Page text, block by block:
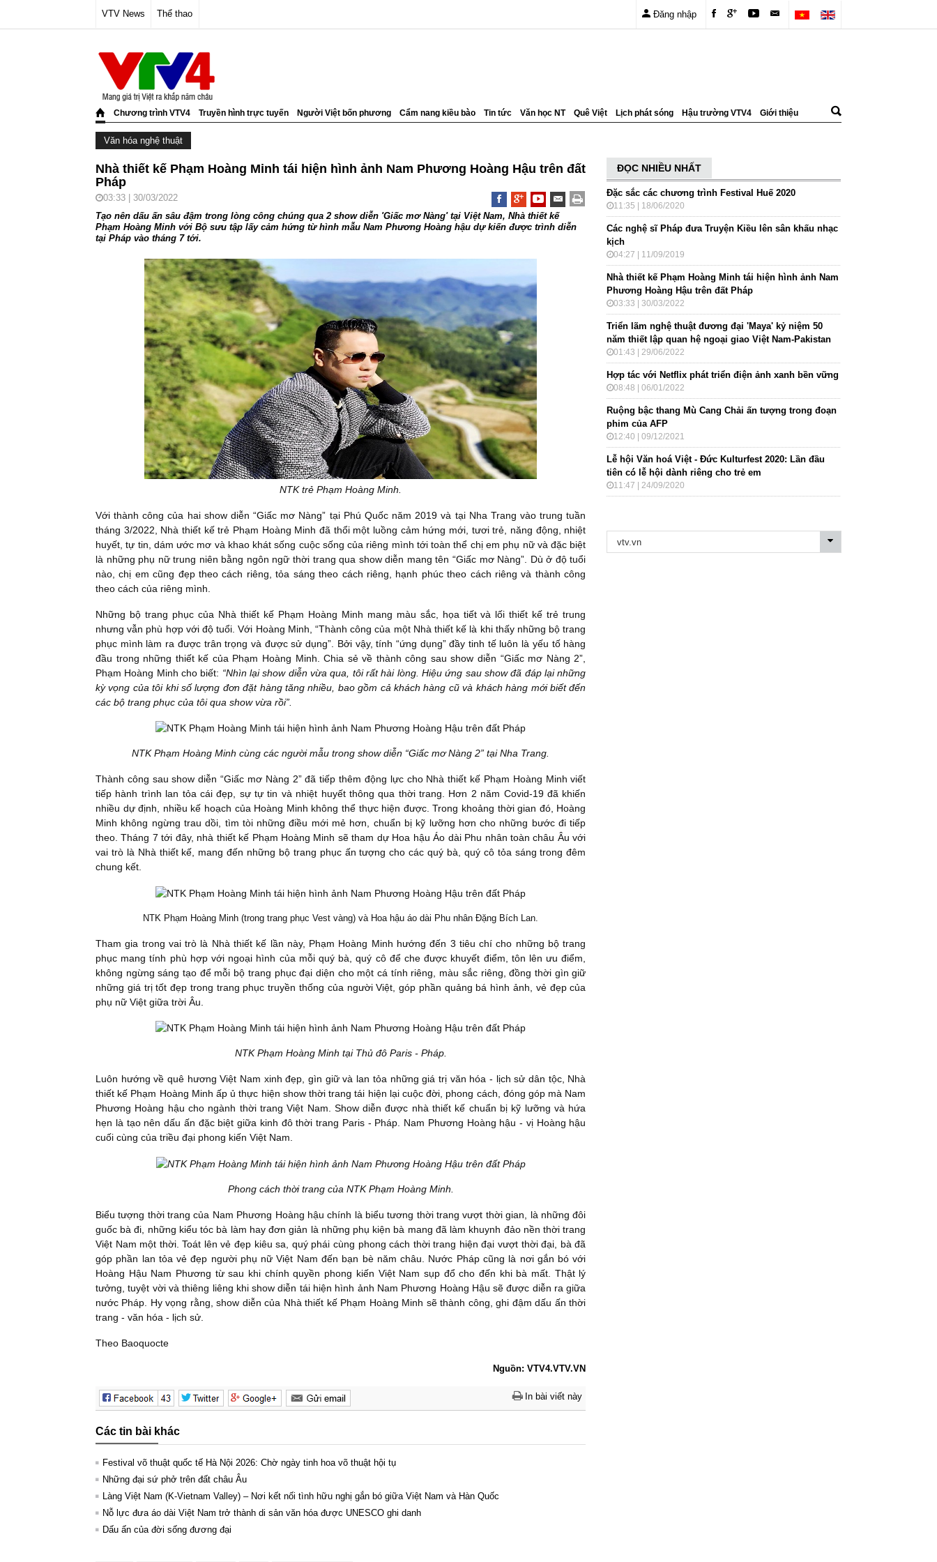
VTV News Thể thao Đăng nhập
Chương trình VTV4 Truyền hình trực tuyến Người Việt bốn phương Cẩm nang kiều bào Tin tức Văn học NT Quê Việt Lịch phát sóng Hậu trường VTV4 Giới thiệu
Văn hóa nghệ thuật
Nhà thiết kế Phạm Hoàng Minh tái hiện hình ảnh Nam Phương Hoàng Hậu trên đất
Pháp
03:33 | 30/03/2022
Tạo nên dấu ấn sâu đậm trong lòng công chúng qua 2 show diễn 'Giấc mơ Nàng' tại Việt Nam, Nhà thiết kế
Phạm Hoàng Minh với Bộ sưu tập lấy cảm hứng từ hình mẫu Nam Phương Hoàng hậu dự kiến được trình diễn
tại Pháp vào tháng 7 tới.
NTK trẻ Phạm Hoàng Minh.
Với thành công của hai show diễn “Giấc mơ Nàng” tại Phú Quốc năm 2019 và tại Nha Trang vào trung tuần
tháng 3/2022, Nhà thiết kế trẻ Phạm Hoàng Minh đã thổi một luồng cảm hứng mới, tươi trẻ, năng động, nhiệt
huyết, tự tin, dám ước mơ và khao khát sống cuộc sống của riêng mình tới toàn thể chị em phụ nữ và đặc biệt
là những phụ nữ trung niên bằng ngôn ngữ thời trang qua show diễn mang tên “Giấc mơ Nàng”. Dù ở độ tuổi
nào, chị em cũng đẹp theo cách riêng, tỏa sáng theo cách riêng, hạnh phúc theo cách riêng và thành công
theo cách của riêng mình.
Những bộ trang phục của Nhà thiết kế Phạm Hoàng Minh mang màu sắc, họa tiết và lối thiết kế trẻ trung
nhưng vẫn phù hợp với độ tuổi. Với Hoàng Minh, “Thành công của một Nhà thiết kế là khi thấy những bộ trang
phục mình làm ra được trân trọng và được sử dụng”. Bởi vậy, tính “ứng dụng” đầy tinh tế luôn là yếu tố hàng
đầu trong những thiết kế của Phạm Hoàng Minh. Chia sẻ về thành công sau show diễn “Giấc mơ Nàng 2”,
Phạm Hoàng Minh cho biết: “Nhìn lại show diễn vừa qua, tôi rất hài lòng. Hiệu ứng sau show đã đáp lại những
kỳ vọng của tôi khi số lượng đơn đặt hàng tăng nhiều, bao gồm cả khách hàng cũ và khách hàng mới biết đến
các bộ trang phục của tôi qua show vừa rồi”.
NTK Phạm Hoàng Minh cùng các người mẫu trong show diễn “Giấc mơ Nàng 2” tại Nha Trang.
Thành công sau show diễn “Giấc mơ Nàng 2” đã tiếp thêm động lực cho Nhà thiết kế Phạm Hoàng Minh viết
tiếp hành trình lan tỏa cái đẹp, sự tự tin và nhiệt huyết thông qua thời trang. Hơn 2 năm Covid-19 đã khiến
nhiều dự định, nhiều kế hoạch của Hoàng Minh không thể thực hiện được. Trong khoảng thời gian đó, Hoàng
Minh không ngừng trau dồi, tìm tòi những điều mới mẻ hơn, chuẩn bị kỹ lưỡng hơn cho những bước đi tiếp
theo. Tháng 7 tới đây, nhà thiết kế Phạm Hoàng Minh sẽ tham dự Hoa hậu Áo dài Phu nhân toàn châu Âu với
vai trò là Nhà thiết kế, mang đến những bộ trang phục ấn tượng cho các quý bà, quý cô tỏa sáng trong đêm
chung kết.
NTK Phạm Hoàng Minh (trong trang phục Vest vàng) và Hoa hậu áo dài Phu nhân Đặng Bích Lan.
Tham gia trong vai trò là Nhà thiết kế lần này, Phạm Hoàng Minh hướng đến 3 tiêu chí cho những bộ trang
phục mang tính phù hợp với ngoại hình của mỗi quý bà, quý cô để che được khuyết điểm, tôn lên ưu điểm,
không ngừng sáng tạo để mỗi bộ trang phục đại diện cho một cá tính riêng, màu sắc riêng, đồng thời gìn giữ
những giá trị tốt đẹp trong trang phục truyền thống của người Việt, góp phần quảng bá hình ảnh, vẻ đẹp của
phụ nữ Việt giữa trời Âu.
NTK Phạm Hoàng Minh tại Thủ đô Paris - Pháp.
Luôn hướng về quê hương Việt Nam xinh đẹp, gìn giữ và lan tỏa những giá trị văn hóa - lịch sử dân tộc, Nhà
thiết kế Phạm Hoàng Minh ấp ủ thực hiện show thời trang tái hiện lại cuộc đời, phong cách, đóng góp mà Nam
Phương Hoàng hậu cho ngành thời trang Việt Nam. Show diễn được nhà thiết kế chuẩn bị kỹ lưỡng và hứa
hẹn là tạo nên dấu ấn đặc biệt giữa kinh đô thời trang Paris - Pháp. Nam Phương Hoàng hậu - vị Hoàng hậu
cuối cùng của triều đại phong kiến Việt Nam.
Phong cách thời trang của NTK Phạm Hoàng Minh.
Biểu tượng thời trang của Nam Phương Hoàng hậu chính là biểu tương thời trang vượt thời gian, là những đôi
guốc bà đi, những kiểu tóc bà làm hay đơn giản là những phụ kiện bà mang đã làm khuynh đảo nền thời trang
Việt Nam một thời. Toát lên vẻ đẹp kiêu sa, quý phái cùng phong cách thời trang hiện đại vượt thời đại, bà đã
góp phần lan tỏa vẻ đẹp người phụ nữ Việt Nam đến bạn bè năm châu. Nước Pháp cũng là nơi gắn bó với
Hoàng Hậu Nam Phương từ sau khi chính quyền phong kiến Việt Nam sụp đổ cho đến khi bà mất. Thật lý
tưởng, tuyệt vời và thiêng liêng khi show diễn tái hiện hình ảnh Nam Phương Hoàng Hậu sẽ được diễn ra giữa
nước Pháp. Hy vọng rằng, show diễn của Nhà thiết kế Phạm Hoàng Minh sẽ thành công, ghi đậm dấu ấn thời
trang - văn hóa - lịch sử.
Theo Baoquocte
Nguồn: VTV4.VTV.VN
In bài viết này
Các tin bài khác
Festival võ thuật quốc tế Hà Nội 2026: Chờ ngày tinh hoa võ thuật hội tụ
Những đại sứ phở trên đất châu Âu
Làng Việt Nam (K-Vietnam Valley) – Nơi kết nối tình hữu nghị gắn bó giữa Việt Nam và Hàn Quốc
Nỗ lực đưa áo dài Việt Nam trở thành di sản văn hóa được UNESCO ghi danh
Dấu ấn của đời sống đương đại
ĐỌC NHIỀU NHẤT
Đặc sắc các chương trình Festival Huế 2020
11:35 | 18/06/2020
Các nghệ sĩ Pháp đưa Truyện Kiều lên sân khấu nhạc
kịch
04:27 | 11/09/2019
Nhà thiết kế Phạm Hoàng Minh tái hiện hình ảnh Nam
Phương Hoàng Hậu trên đất Pháp
03:33 | 30/03/2022
Triển lãm nghệ thuật đương đại 'Maya' kỷ niệm 50
năm thiết lập quan hệ ngoại giao Việt Nam-Pakistan
01:43 | 29/06/2022
Hợp tác với Netflix phát triển điện ảnh xanh bền vững
08:48 | 06/01/2022
Ruộng bậc thang Mù Cang Chải ấn tượng trong đoạn
phim của AFP
12:40 | 09/12/2021
Lễ hội Văn hoá Việt - Đức Kulturfest 2020: Lần đầu
tiên có lễ hội dành riêng cho trẻ em
11:47 | 24/09/2020